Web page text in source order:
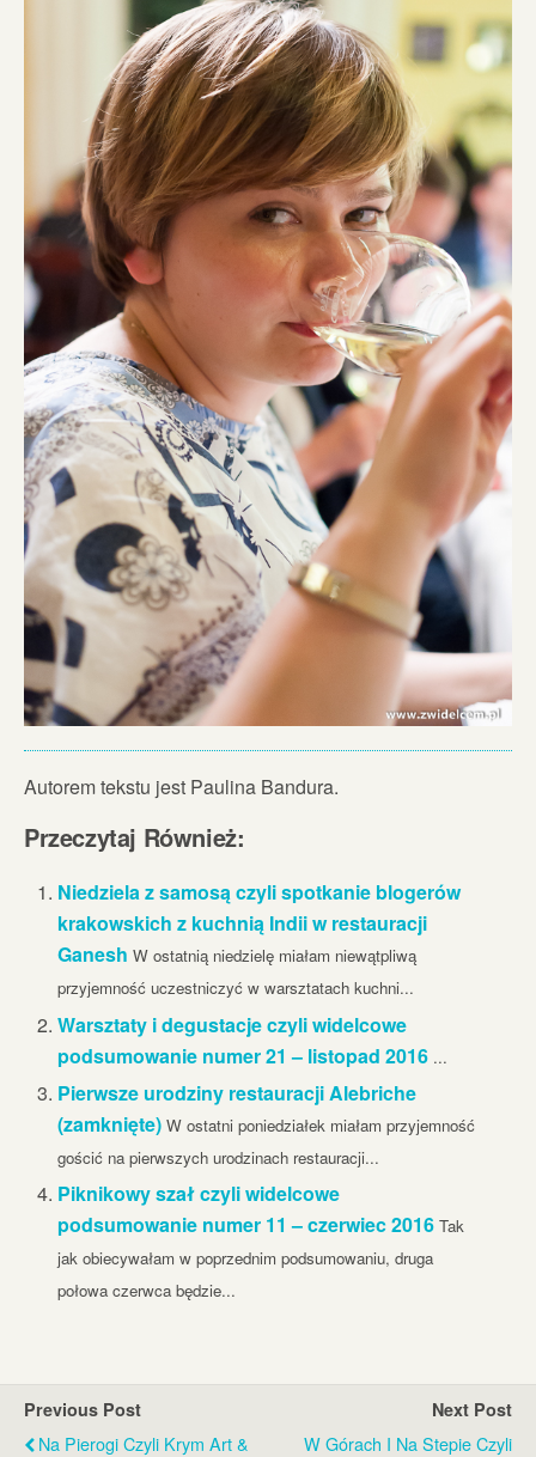
Autorem tekstu jest Paulina Bandura.
Przeczytaj Również:
Niedziela z samosą czyli spotkanie blogerów
krakowskich z kuchnią Indii w restauracji
Ganesh W ostatnią niedzielę miałam niewątpliwą
przyjemność uczestniczyć w warsztatach kuchni...
Warsztaty i degustacje czyli widelcowe
podsumowanie numer 21 – listopad 2016 ...
Pierwsze urodziny restauracji Alebriche
(zamknięte) W ostatni poniedziałek miałam przyjemność
gościć na pierwszych urodzinach restauracji...
Piknikowy szał czyli widelcowe
podsumowanie numer 11 – czerwiec 2016 Tak
jak obiecywałam w poprzednim podsumowaniu, druga
połowa czerwca będzie...
Previous Post
Na Pierogi Czyli Krym Art &
Next Post
W Górach I Na Stepie Czyli